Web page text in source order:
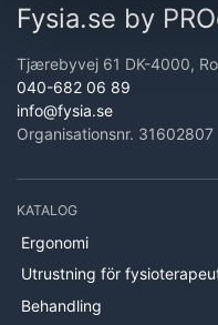
Fysia.se by
Tjærebyvej 61 DK-4000,
040-682 06 89
info@fysia.se
Organisationsnr. 31602807
KATALOG
Ergonomi
Utrustning för
Behandling